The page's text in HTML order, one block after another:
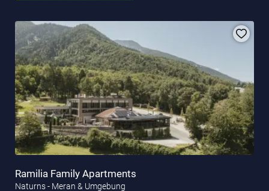
Ramilia Family Apartments
Naturns - Meran & Umgebung